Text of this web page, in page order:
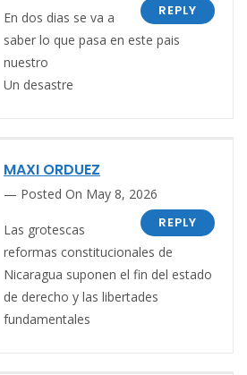
REPLY
En dos dias se va a
saber lo que pasa en este pais
nuestro
Un desastre
MAXI ORDUEZ
Posted On May 8, 2026
REPLY
Las grotescas
reformas constitucionales de
Nicaragua suponen el fin del estado
de derecho y las libertades
fundamentales